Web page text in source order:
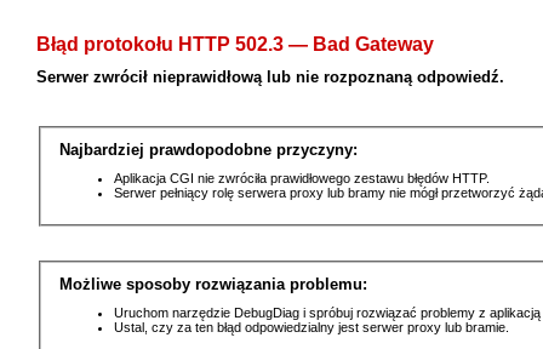
Błąd protokołu HTTP 502.3 — Bad Gateway
Serwer zwrócił nieprawidłową lub nie rozpoznaną odpowiedź.
Najbardziej prawdopodobne przyczyny:
Aplikacja CGI nie zwróciła prawidłowego zestawu błędów HTTP.
Serwer pełniący rolę serwera proxy lub bramy nie mógł przetworzyć
Możliwe sposoby rozwiązania problemu:
Uruchom narzędzie DebugDiag i spróbuj rozwiązać problemy z
Ustal, czy za ten błąd odpowiedzialny jest serwer proxy lub bramie.